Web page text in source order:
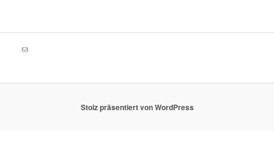
E-Mail
Stolz präsentiert von WordPress